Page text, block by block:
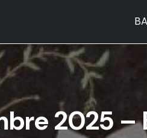
2025 –